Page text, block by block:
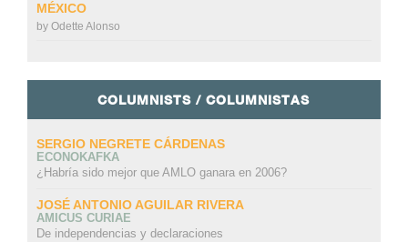
MÉXICO
by Odette Alonso
COLUMNISTS / COLUMNISTAS
SERGIO NEGRETE CÁRDENAS
ECONOKAFKA
¿Habría sido mejor que AMLO ganara en 2006?
JOSÉ ANTONIO AGUILAR RIVERA
AMICUS CURIAE
De independencias y declaraciones